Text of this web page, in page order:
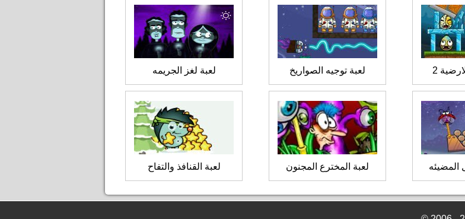
2 لعبة توجيه الصواريخ لعبة لغز الجريمه
المضيئه لعبة المخترع المجنون لعبة القنافذ والتفاح